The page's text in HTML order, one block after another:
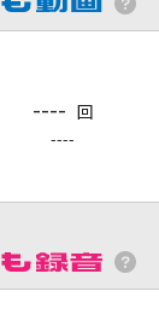
---- 回
----